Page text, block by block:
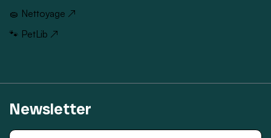
🧽 Nettoyage ↗
🐾 PetLib ↗
Newsletter